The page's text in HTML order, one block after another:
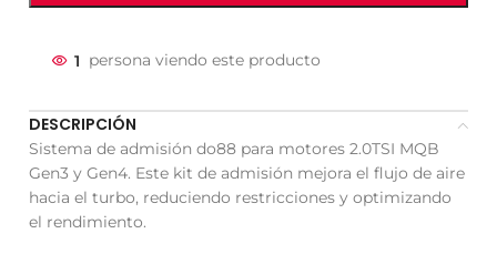
1 persona viendo este producto
DESCRIPCIÓN
Sistema de admisión do88 para motores 2.0TSI MQB
Gen3 y Gen4. Este kit de admisión mejora el flujo de aire
hacia el turbo, reduciendo restricciones y optimizando
el rendimiento.